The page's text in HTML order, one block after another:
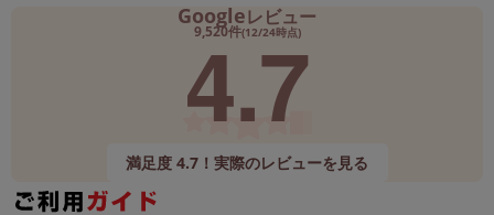
Googleレビュー
9,520件(12/24時点)
4.7
満足度 4.7！実際のレビューを見る